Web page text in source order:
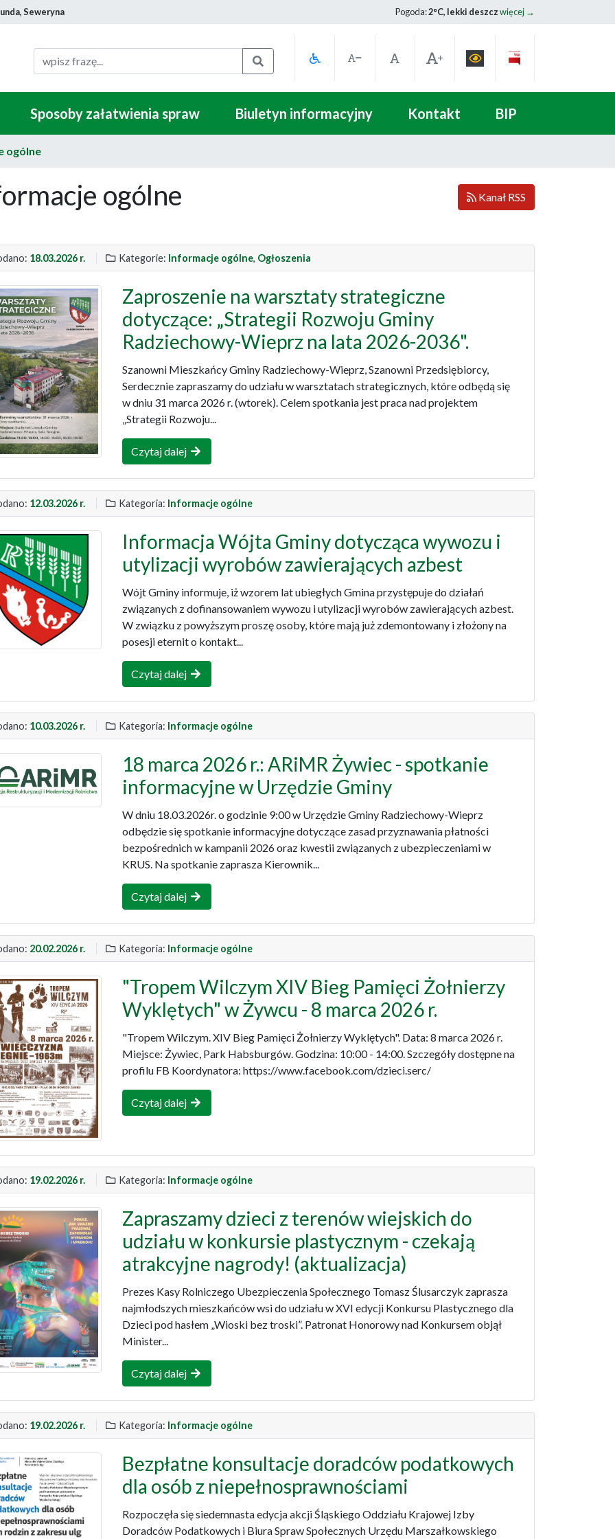
Seweryna Pogoda:2°C, lekki deszczwięcej →
Szukaj
Sposoby załatwienia spraw Biuletyn informacyjny Kontakt BIP
ogólne
ogólne Kanał RSS
18.03.2026 r. Kategorie: Informacje ogólne, Ogłoszenia
Zaproszenie na warsztaty strategiczne
dotyczące: „Strategii Rozwoju Gminy
Radziechowy-Wieprz na lata 2026-2036".
Szanowni Mieszkańcy Gminy Radziechowy-Wieprz, Szanowni Przedsiębiorcy,
Serdecznie zapraszamy do udziału w warsztatach strategicznych, które odbędą się
w dniu 31 marca 2026 r. (wtorek). Celem spotkania jest praca nad projektem
„Strategii Rozwoju...
Czytaj dalej
12.03.2026 r. Kategoria: Informacje ogólne
Informacja Wójta Gminy dotycząca wywozu i
utylizacji wyrobów zawierających azbest
Wójt Gminy informuje, iż wzorem lat ubiegłych Gmina przystępuje do działań
związanych z dofinansowaniem wywozu i utylizacji wyrobów zawierających azbest.
W związku z powyższym proszę osoby, które mają już zdemontowany i złożony na
posesji eternit o kontakt...
Czytaj dalej
10.03.2026 r. Kategoria: Informacje ogólne
18 marca 2026 r.: ARiMR Żywiec - spotkanie
informacyjne w Urzędzie Gminy
W dniu 18.03.2026r. o godzinie 9:00 w Urzędzie Gminy Radziechowy-Wieprz
odbędzie się spotkanie informacyjne dotyczące zasad przyznawania płatności
bezpośrednich w kampanii 2026 oraz kwestii związanych z ubezpieczeniami w
KRUS. Na spotkanie zaprasza Kierownik...
Czytaj dalej
20.02.2026 r. Kategoria: Informacje ogólne
"Tropem Wilczym XIV Bieg Pamięci Żołnierzy
Wyklętych" w Żywcu - 8 marca 2026 r.
"Tropem Wilczym. XIV Bieg Pamięci Żołnierzy Wyklętych". Data: 8 marca 2026 r.
Miejsce: Żywiec, Park Habsburgów. Godzina: 10:00 - 14:00. Szczegóły dostępne na
profilu FB Koordynatora: https://www.facebook.com/dzieci.serc/
Czytaj dalej
19.02.2026 r. Kategoria: Informacje ogólne
Zapraszamy dzieci z terenów wiejskich do
udziału w konkursie plastycznym - czekają
atrakcyjne nagrody! (aktualizacja)
Prezes Kasy Rolniczego Ubezpieczenia Społecznego Tomasz Ślusarczyk zaprasza
najmłodszych mieszkańców wsi do udziału w XVI edycji Konkursu Plastycznego dla
Dzieci pod hasłem „Wioski bez troski”. Patronat Honorowy nad Konkursem objął
Minister...
Czytaj dalej
19.02.2026 r. Kategoria: Informacje ogólne
Bezpłatne konsultacje doradców podatkowych
dla osób z niepełnosprawnościami
Rozpoczęła się siedemnasta edycja akcji Śląskiego Oddziału Krajowej Izby
Doradców Podatkowych i Biura Spraw Społecznych Urzędu Marszałkowskiego